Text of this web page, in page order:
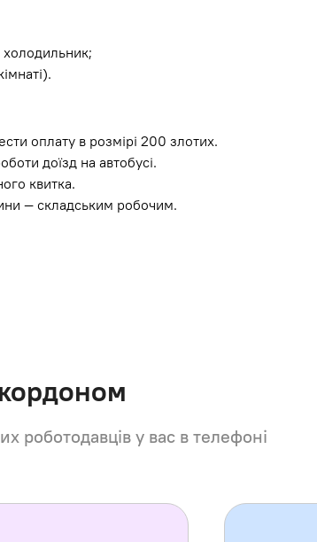
холодильник;
оплату в розмірі 200 злотих.
доїзд на автобусі.
квитка.
— складським робочим.
роботодавців у вас в телефоні